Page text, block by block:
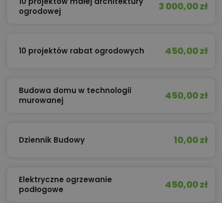
ogrodowej
3 000,00 zł
10 projektów rabat ogrodowych 450,00 zł
Budowa domu w technologii
murowanej
450,00 zł
Dziennik Budowy 10,00 zł
Elektryczne ogrzewanie
podłogowe
450,00 zł